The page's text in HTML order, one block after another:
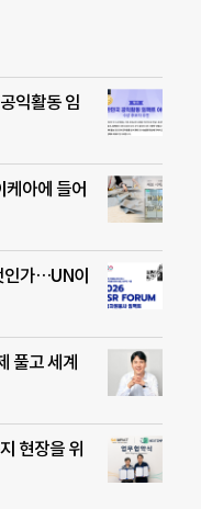
익활동 임
아에 들어
인가…UN이
풀고 세계
현장을 위